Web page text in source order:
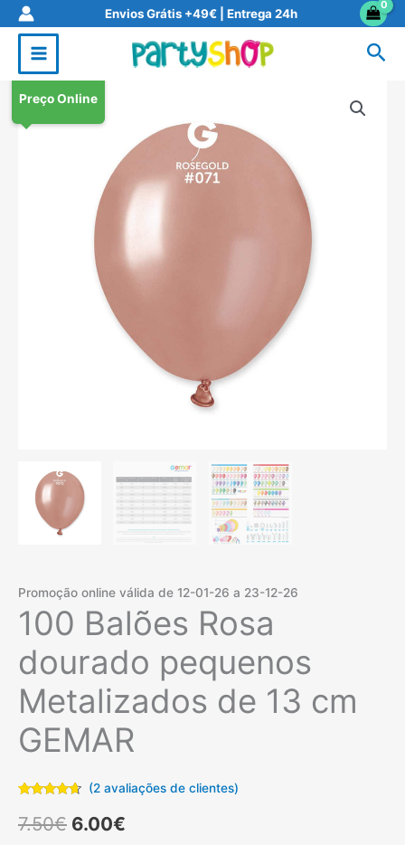
Skip
content
Envios Grátis +49€ | Entrega 24h
Preço Online
Promoção online válida de 12-01-26 a 23-12-26
100 Balões Rosa
dourado pequenos
Metalizados de 13 cm
GEMAR
com4.50
em 5 com
(2avaliações de clientes)
7.50€ O
6.00€